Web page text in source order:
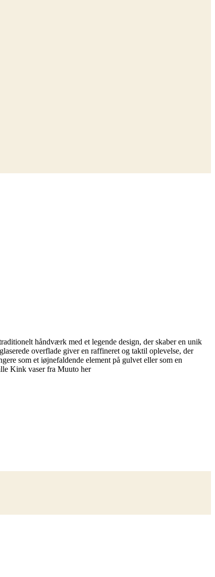
håndværk med et legende design, der skaber en unik
overflade giver en raffineret og taktil oplevelse, der
som et iøjnefaldende element på gulvet eller som en
Kink vaser fra Muuto her